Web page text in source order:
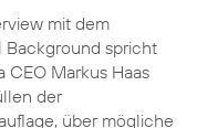
mit dem
Background spricht
Markus Haas
der
über mögliche